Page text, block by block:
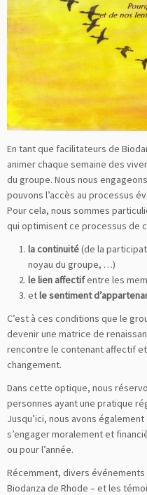
En tant que facilitateurs de
animer chaque semaine des
du groupe. Nous nous
pouvons l’accès au processus
Pour cela, nous sommes
qui optimisent ce processus de
la continuité(de la
noyau du groupe, …)
le lien affectifentre les
etle sentiment
C’est à ces conditions que le
devenir une matrice de
rencontre le contenant affectif
changement.
Dans cette optique, nous
personnes ayant une pratique
Jusqu’ici, nous avons
s’engager moralement et
ou pour l’année.
Récemment, divers
Biodanza de Rhode – et les